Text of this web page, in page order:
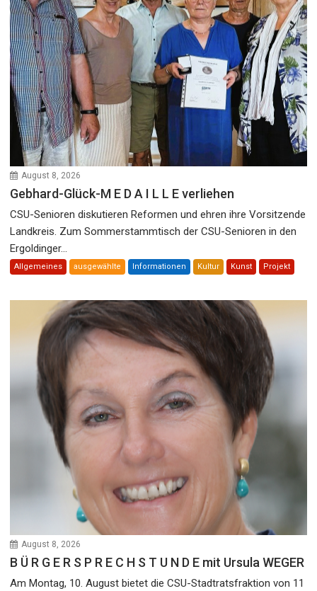
August 8, 2026
Gebhard-Glück-M E D A I L L E verliehen
CSU-Senioren diskutieren Reformen und ehren ihre Vorsitzende
Landkreis. Zum Sommerstammtisch der CSU-Senioren in den
Ergoldinger...
Allgemeines ausgewählte Informationen Kultur Kunst Projekt
August 8, 2026
B Ü R G E R S P R E C H S T U N D E mit Ursula WEGER
Am Montag, 10. August bietet die CSU-Stadtratsfraktion von 11